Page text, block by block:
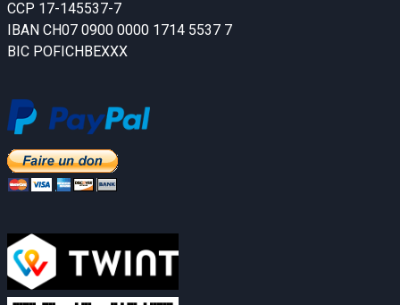
CCP 17-145537-7
IBAN CH07 0900 0000 1714 5537 7
BIC POFICHBEXXX